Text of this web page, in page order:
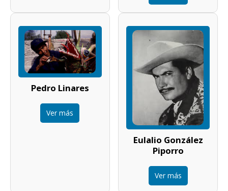
Pedro Linares
Ver más
Eulalio González
Piporro
Ver más